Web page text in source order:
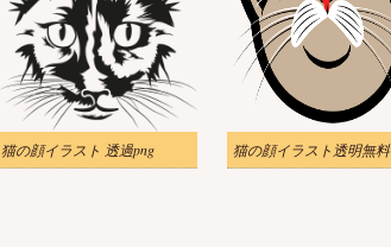
猫の顔イラスト 透過png 猫の顔イラスト透明無料